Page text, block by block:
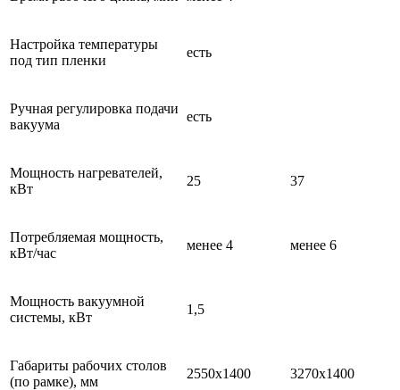
Настройка температуры
под тип пленки
есть
Ручная регулировка подачи
вакуума
есть
Мощность нагревателей,
кВт
25 37
Потребляемая мощность,
кВт/час
менее 4 менее 6
Мощность вакуумной
системы, кВт
1,5
Габариты рабочих столов
(по рамке), мм
2550х1400 3270х1400